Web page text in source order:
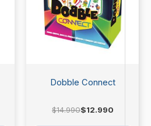
Dobble Connect
$14.990$12.990